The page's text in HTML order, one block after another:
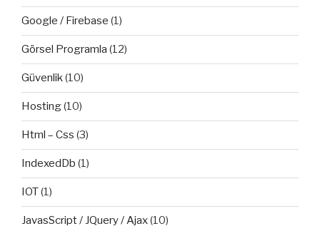
Google / Firebase (1)
Görsel Programla (12)
Güvenlik(10)
Hosting(10)
Html – Css (3)
IndexedDb (1)
IOT(1)
JavasScript / JQuery / Ajax(10)